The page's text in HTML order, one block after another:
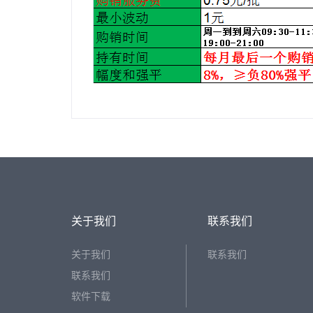
关于我们
关于我们
联系我们
软件下载
联系我们
联系我们